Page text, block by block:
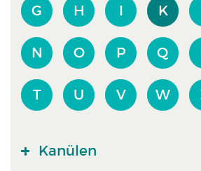
G H I K
N O P Q
T U V W
Kanülen